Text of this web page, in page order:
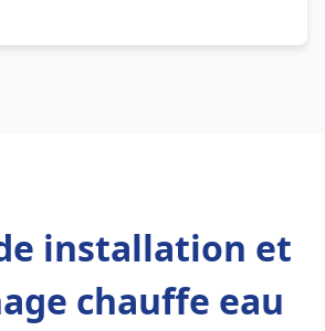
installation et
chauffe eau